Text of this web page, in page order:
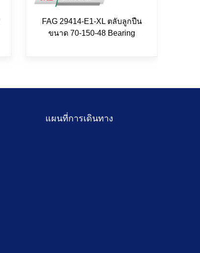
FAG 29414-E1-XL ตลับลูกปืน
ขนาด 70-150-48 Bearing
แผนที่การเดินทาง